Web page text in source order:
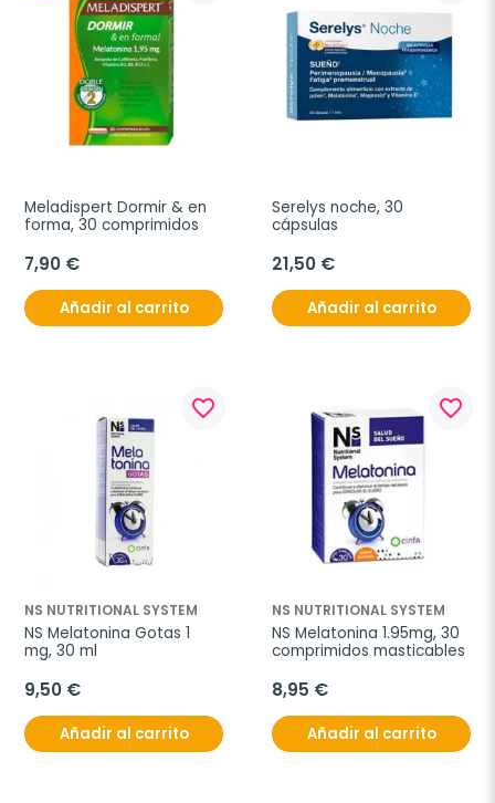
Meladispert Dormir & en
forma, 30 comprimidos
7,90 €
Añadir al carrito
Serelys noche, 30
cápsulas
21,50 €
Añadir al carrito
favorite_border
NS NUTRITIONAL SYSTEM
NS Melatonina Gotas 1
mg, 30 ml
9,50 €
Añadir al carrito
favorite_border
NS NUTRITIONAL SYSTEM
NS Melatonina 1.95mg, 30
comprimidos masticables
8,95 €
Añadir al carrito